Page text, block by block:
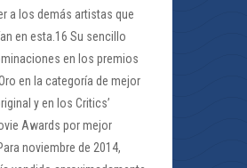
a los demás artistas que
en esta.16 Su sencillo
en los premios
en la categoría de mejor
y en los Critics’
Awards por mejor
noviembre de 2014,